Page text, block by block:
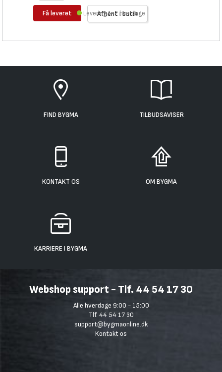
Få leveret Afhent i butik
Levering 1-2 hverdage
FIND BYGMA TILBUDSAVISER
KONTAKT OS OM BYGMA
KARRIERE I BYGMA
Webshop support - Tlf. 44 54 17 30
Alle hverdage 9:00 - 15:00
Tlf. 44 54 17 30
support@bygmaonline.dk
Kontakt os